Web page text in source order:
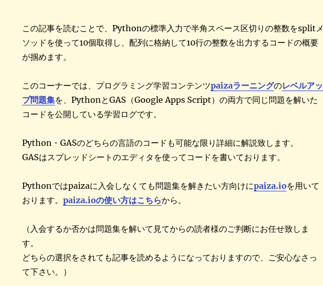
この記事を読むことで、Pythonの標準入力で半角スペース区切りの整数をsplitメ
ソッドを使って10個取得し、配列に格納して10行の整数を出力するコードの概要
が掴めます。
このコーナーでは、プログラミング学習コンテンツpaizaラーニングのレベルアッ
プ問題集を、PythonとGAS（Google Apps Script）の両方で同じ問題を解いた
コードを公開している学習ログです。
Python・GASのどちらの言語のコードも可能な限り詳細に解説致します。
GASはスプレッドシートのエディタを使ってコードを書いております。
Pythonではpaizaに入会しなくても問題集を解きたい方向けにpaiza.ioを用いて
おります。 paiza.ioの使い方はこちらから。
（入会するか否かは問題集を解いて見てからの読者様のご判断にお任せ致しま
す。
どちらの選択をされても記事を読めるようになっておりますので、ご安心なさっ
て下さい。）